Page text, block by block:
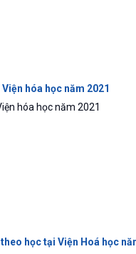
hóa học năm 2021
hóa học năm 2021
học tại Viện Hoá học